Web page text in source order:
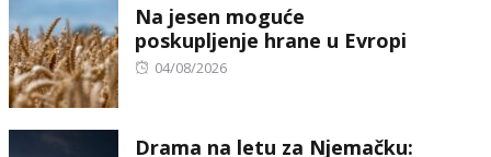
Na jesen moguće
poskupljenje hrane u Evropi
Posted
04/08/2026
Drama na letu za Njemačku: